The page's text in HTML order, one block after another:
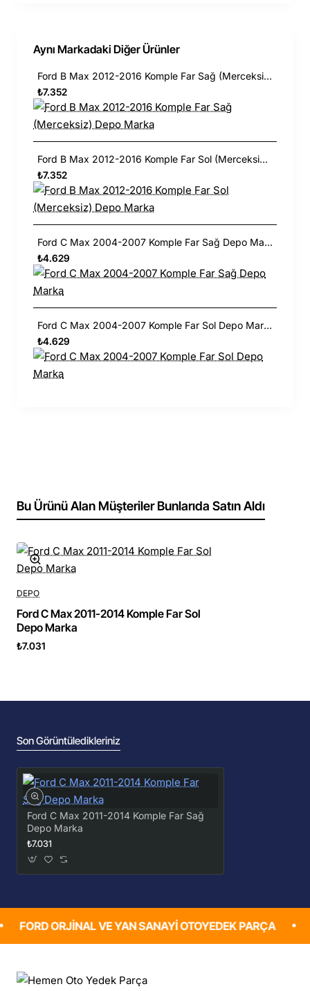
Aynı Markadaki Diğer Ürünler
Ford B Max 2012-2016 Komple Far Sağ (Merceksiz) Depo Marka
₺7.352
Ford B Max 2012-2016 Komple Far Sol (Merceksiz) Depo Marka
₺7.352
Ford C Max 2004-2007 Komple Far Sağ Depo Marka
₺4.629
Ford C Max 2004-2007 Komple Far Sol Depo Marka
₺4.629
Bu Ürünü Alan Müşteriler Bunlarıda Satın Aldı
DEPO
Ford C Max 2011-2014 Komple Far Sol
Depo Marka
₺7.031
Son Görüntüledikleriniz
Ford C Max 2011-2014 Komple Far Sağ
Depo Marka
₺7.031
ORJINAL VE YAN SANAYI OTOYEDEK PARÇA Ford